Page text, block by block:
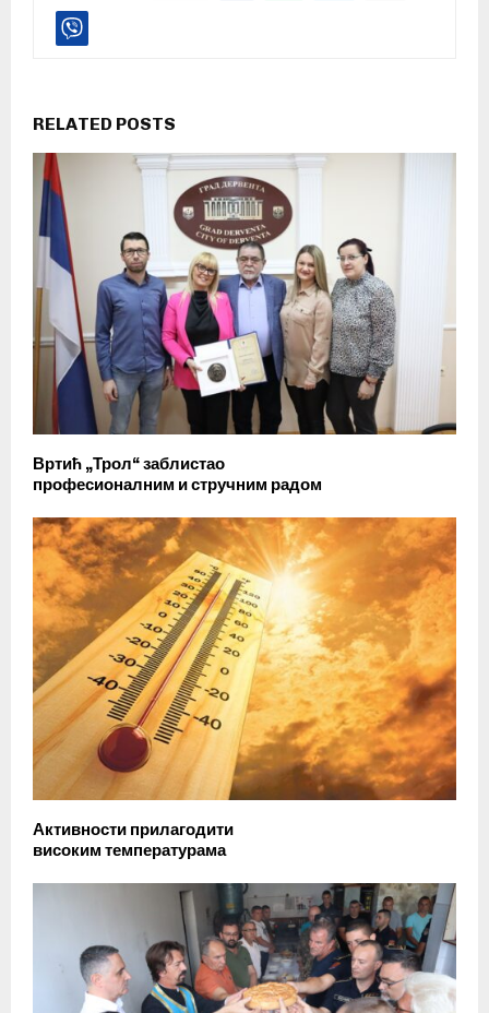
RELATED POSTS
Вртић „Трол“ заблистао
професионалним и стручним радом
Активности прилагодити
високим температурама